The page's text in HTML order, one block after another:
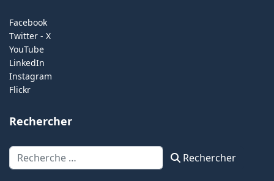
Facebook
Twitter - X
YouTube
LinkedIn
Instagram
Flickr
Rechercher
Rechercher Rechercher